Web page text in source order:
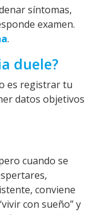
síntomas,
examen.
.
duele?
es registrar tu
datos objetivos
cuando se
conviene
con sueño” y